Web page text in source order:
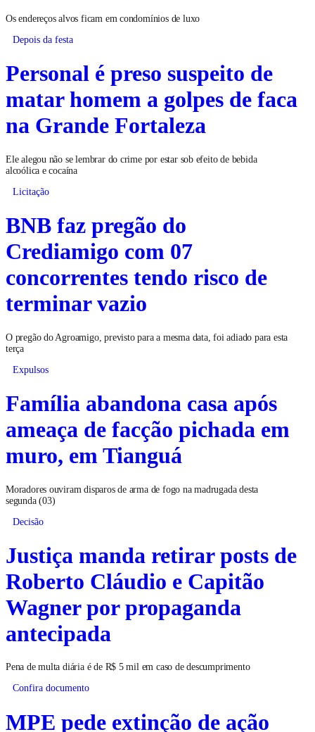
Os endereços alvos ficam em condomínios de luxo
Depois da festa
Personal é preso suspeito de
matar homem a golpes de faca
na Grande Fortaleza
Ele alegou não se lembrar do crime por estar sob efeito de bebida
alcoólica e cocaína
Licitação
BNB faz pregão do
Crediamigo com 07
concorrentes tendo risco de
terminar vazio
O pregão do Agroamigo, previsto para a mesma data, foi adiado para esta
terça
Expulsos
Família abandona casa após
ameaça de facção pichada em
muro, em Tianguá
Moradores ouviram disparos de arma de fogo na madrugada desta
segunda (03)
Decisão
Justiça manda retirar posts de
Roberto Cláudio e Capitão
Wagner por propaganda
antecipada
Pena de multa diária é de R$ 5 mil em caso de descumprimento
Confira documento
MPE pede extinção de ação